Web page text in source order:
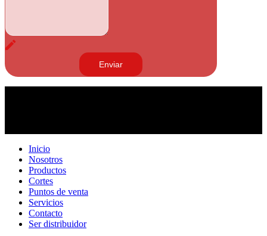
Inicio
Nosotros
Productos
Cortes
Puntos de venta
Servicios
Contacto
Ser distribuidor